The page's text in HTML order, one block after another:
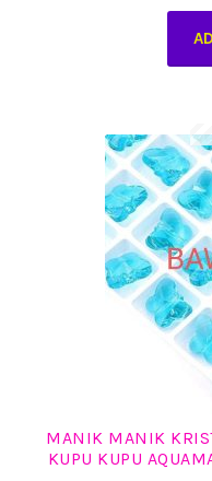
MANIK MANIK
KUPU KUPU